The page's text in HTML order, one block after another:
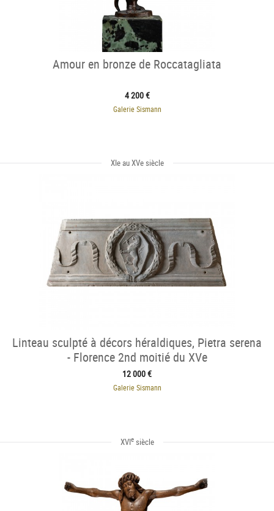
Amour en bronze de Roccatagliata
4 200 €
Galerie Sismann
XIe au XVe siècle
Linteau sculpté à décors héraldiques, Pietra serena
- Florence 2nd moitié du XVe
12 000 €
Galerie Sismann
XVIesiècle